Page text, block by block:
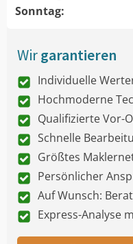
Sonntag:
Wirgarantieren
Individuelle
Hochmoderne
Qualifizierte Vor-
Schnelle
Größtes
Persönlicher
Auf Wunsch:
Express-Analyse